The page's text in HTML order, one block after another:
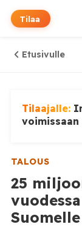
Tilaa
Etusivulle
Tilaajalle:
voimissaan
TALOUS
25